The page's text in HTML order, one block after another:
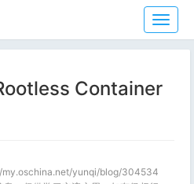
技
术
指
网
Container
yunqi/blog/304534